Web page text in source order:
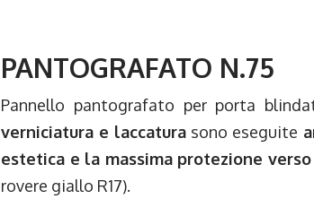
PANTOGRAFATO N.75
Pannello pantografato per porta
verniciatura e laccatura sono eseguite
estetica e la massima protezione
rovere giallo R17).